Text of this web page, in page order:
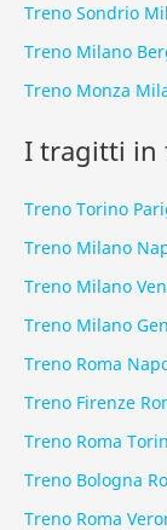
Treno Sondrio
Treno Milano
Treno Monza
I tragitti in
Treno Torino
Treno Milano
Treno Milano
Treno Milano
Treno Roma
Treno Firenze
Treno Roma
Treno Bologna
Treno Roma